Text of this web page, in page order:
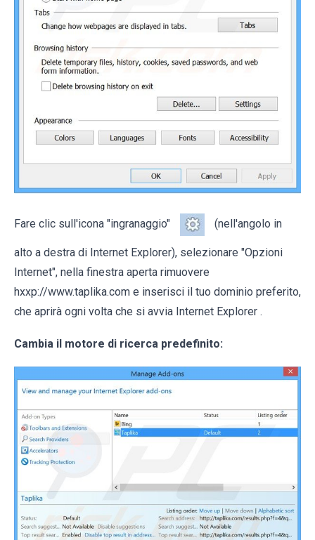
Fare clic sull'icona "ingranaggio" (nell'angolo in
alto a destra di Internet Explorer), selezionare "Opzioni
Internet", nella finestra aperta rimuovere
hxxp://www.taplika.com e inserisci il tuo dominio preferito,
che aprirà ogni volta che si avvia Internet Explorer .
Cambia il motore di ricerca predefinito: